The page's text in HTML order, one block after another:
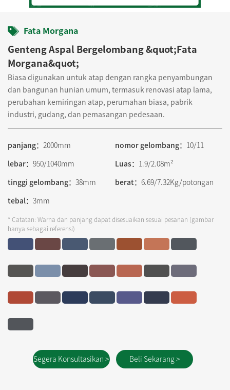
Fata Morgana
Genteng Aspal Bergelombang &quot;Fata
Morgana&quot;
Biasa digunakan untuk atap dengan rangka penyambungan
dan bangunan hunian umum, termasuk renovasi atap lama,
perubahan kemiringan atap, perumahan biasa, pabrik
industri, gudang, dan pemasangan pedesaan.
panjang： 2000mm nomor gelombang： 10/11
lebar： 950/1040mm Luas： 1.9/2.08m²
tinggi gelombang： 38mm berat： 6.69/7.32Kg/potongan
tebal： 3mm
* Catatan: Warna dan panjang dapat disesuaikan sesuai pesanan (gambar
hanya sebagai referensi)
Segera Konsultasikan > Beli Sekarang >